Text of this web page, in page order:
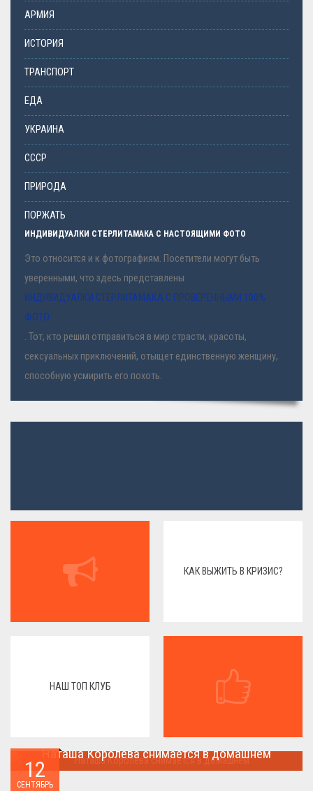
АРМИЯ
ИСТОРИЯ
ТРАНСПОРТ
ЕДА
УКРАИНА
СССР
ПРИРОДА
ПОРЖАТЬ
ИНДИВИДУАЛКИ СТЕРЛИТАМАКА С НАСТОЯЩИМИ ФОТО
Это относится и к фотографиям. Посетители могут быть
уверенными, что здесь представлены
ИНДИВИДУАЛКИ СТЕРЛИТАМАКА С ПРОВЕРЕННЫМИ 100%
ФОТО
. Тот, кто решил отправиться в мир страсти, красоты,
сексуальных приключений, отыщет единственную женщину,
способную усмирить его похоть.
КАК ВЫЖИТЬ В КРИЗИС?
НАШ ТОП КЛУБ
12
СЕНТЯБРЬ
Наташа Королева снимается в домашнем